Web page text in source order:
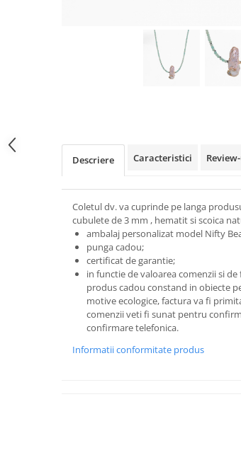
Descriere Caracteristici
Coletul dv. va cuprinde pe langa
cubulete de 3 mm , hematit si scoica
ambalaj personalizat model Nifty
punga cadou;
certificat de garantie;
in functie de valoarea comenzii si
produs cadou constand in obiecte
motive ecologice, factura va fi
comenzii veti fi sunat pentru
confirmare telefonica.
Informatii conformitate produs